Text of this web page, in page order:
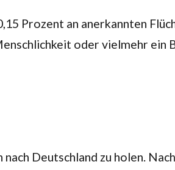
Prozent an anerkannten
oder vielmehr ein
Deutschland zu holen.